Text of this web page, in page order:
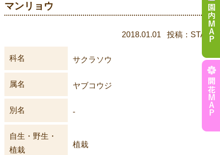
マンリョウ
2018.01.01 投稿：STAFF
科名 サクラソウ
属名 ヤブコウジ
別名 -
自生・野生・
植栽
植栽